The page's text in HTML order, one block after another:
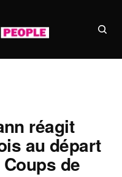
réagit
au départ
de